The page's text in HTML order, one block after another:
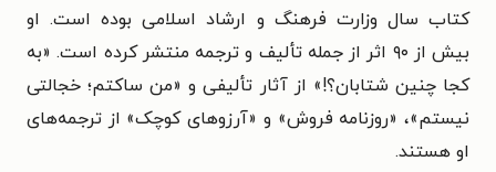
کتاب سال وزارت فرهنگ و ارشاد اسلامی بوده است. او
بیش از ۹۰ اثر از جمله تألیف و ترجمه منتشر کرده است. «به
کجا چنین شتابان؟!» از آثار تألیفی و «من ساکتم؛ خجالتی
نیستم»، «روزنامه فروش» و «آرزوهای کوچک» از ترجمه‌های
او هستند.